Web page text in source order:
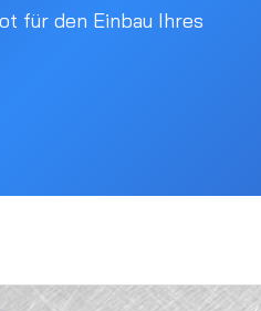
für den Einbau Ihres